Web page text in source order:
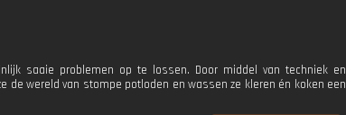
saaie problemen op te lossen. Door middel van techniek en
de wereld van stompe potloden en wassen ze kleren én koken een